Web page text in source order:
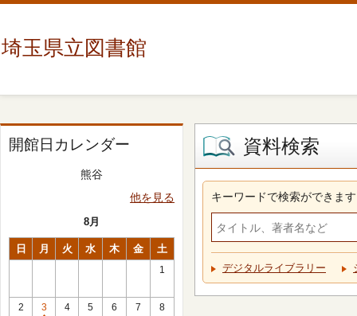
埼玉県立図書館
開館日カレンダー
熊谷
他を見る
8月
日 月 火 水 木 金 土
1
2
3
4 5 6 7 8
資料検索
キーワードで検索ができます
デジタルライブラリー